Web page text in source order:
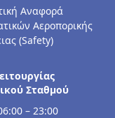
Αναφορά
Αεροπορικής
(Safety)
Σταθμού
– 23:00